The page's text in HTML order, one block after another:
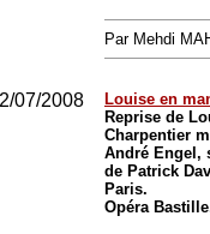
Par Mehdi
07/2008
Louise en
Reprise de
Charpentier
André Engel,
de Patrick
Paris.
Opéra